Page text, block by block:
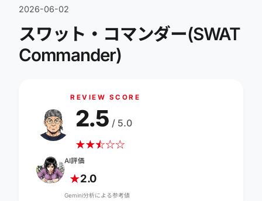
2026-06-02
スワット・コマンダー(SWAT
Commander)
REVIEW SCORE
★★☆
★☆☆
2.5 / 5.0
AI評価
★2.0
Gemini分析による参考値